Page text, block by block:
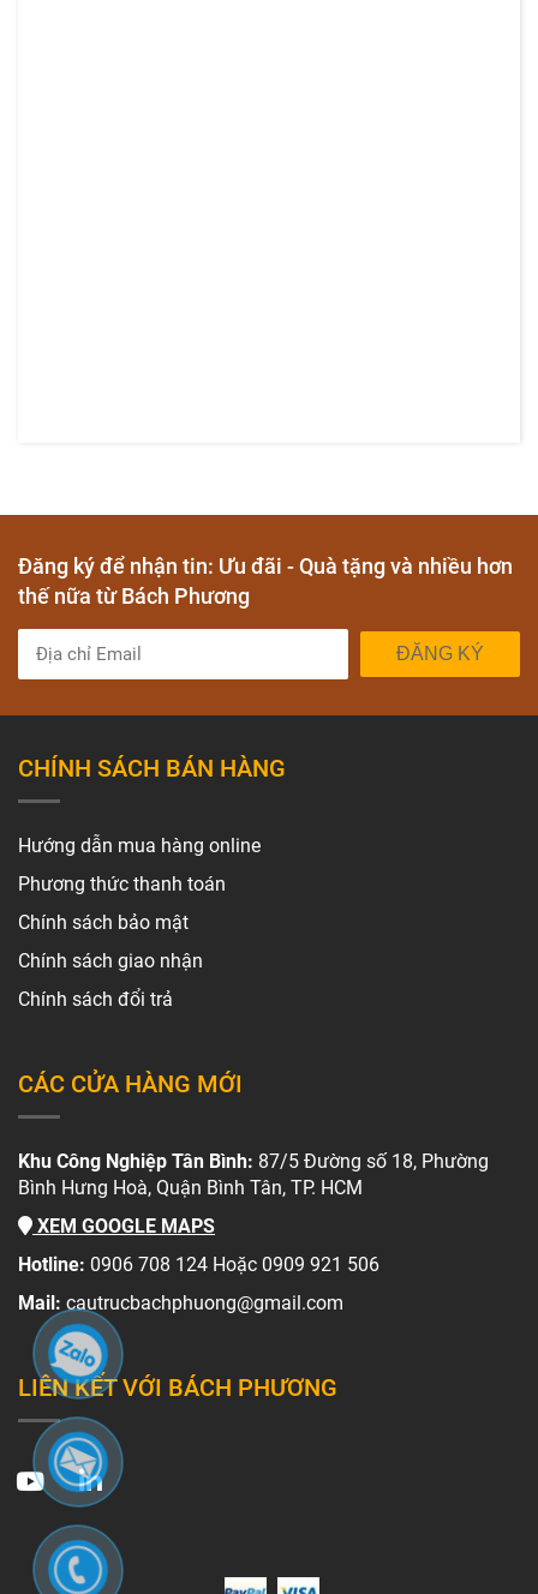
Đăng ký để nhận tin: Ưu đãi - Quà tặng và nhiều hơn
thế nữa từ Bách Phương
ĐĂNG KÝ
CHÍNH SÁCH BÁN HÀNG
Hướng dẫn mua hàng online
Phương thức thanh toán
Chính sách bảo mật
Chính sách giao nhận
Chính sách đổi trả
CÁC CỬA HÀNG MỚI
Khu Công Nghiệp Tân Bình: 87/5 Đường số 18, Phường
Bình Hưng Hoà, Quận Bình Tân, TP. HCM
XEM GOOGLE MAPS
Hotline: 0906 708 124 Hoặc 0909 921 506
Mail: cautrucbachphuong@gmail.com
LIÊN KẾT VỚI BÁCH PHƯƠNG